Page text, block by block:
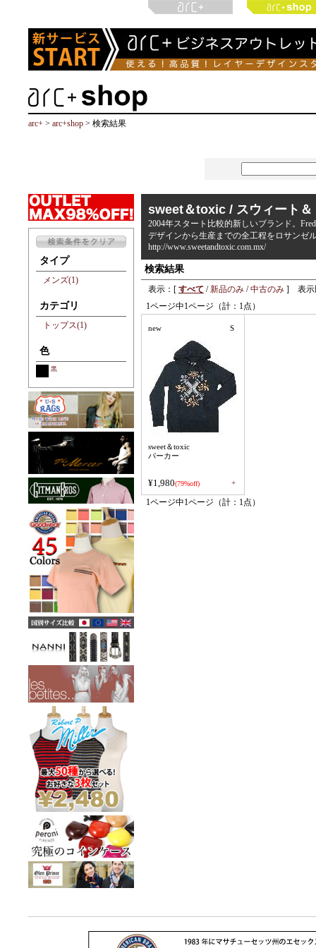
arc+ > arc+shop > 検索結果
タイプ
メンズ(1)
カテゴリ
トップス(1)
色
黒
sweet＆toxic / スウィート＆
2004年スタート比較的新しいブランド。
デザインから生産までの全工程をロサンゼ
http://www.sweetandtoxic.com.mx/
検索結果
表示：[ すべて /新品のみ /中古のみ ] 表示
1ページ中1ページ（計：1点）
new S
sweet＆toxic
パーカー
¥1,980(79%off) +
1ページ中1ページ（計：1点）